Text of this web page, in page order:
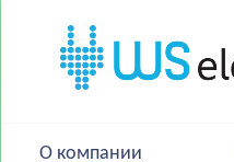
О компании